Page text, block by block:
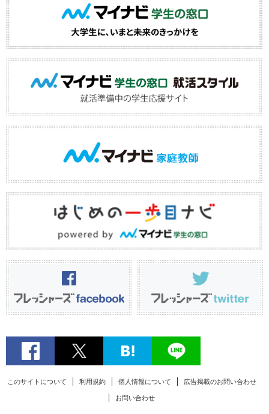
このサイトについて 利用規約 個人情報について 広告掲載のお問い合わせ
お問い合わせ